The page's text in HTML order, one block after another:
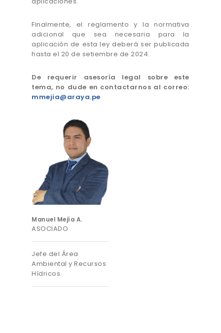
Finalmente, el reglamento y la normativa
adicional que sea necesaria para la
aplicación de esta ley deberá ser publicada
hasta el 20 de setiembre de 2024.
De requerir asesoría legal sobre este
tema, no dude en contactarnos al correo:
mmejia@araya.pe
Manuel Mejía A.
ASOCIADO
Jefe del Área
Ambiental y Recursos
Hídricos.